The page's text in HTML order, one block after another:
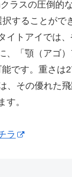
ラスの圧倒的
することがで
イトアイでは
、「顎（アゴ
です。重さは
、その優れた
す。
ラ